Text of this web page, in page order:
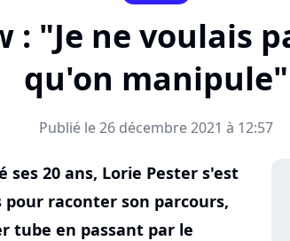
: "Je ne voulais
qu'on manipule"
Publié le 26 décembre 2021 à 12:57
20 ans, Lorie Pester s'est
raconter son parcours,
tube en passant par le